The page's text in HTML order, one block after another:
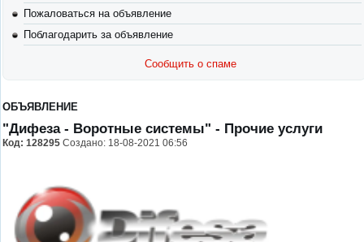
Пожаловаться на объявление
Поблагодарить за объявление
Сообщить о спаме
ОБЪЯВЛЕНИЕ
"Дифеза - Воротные системы" - Прочие услуги
Код: 128295 Создано: 18-08-2021 06:56